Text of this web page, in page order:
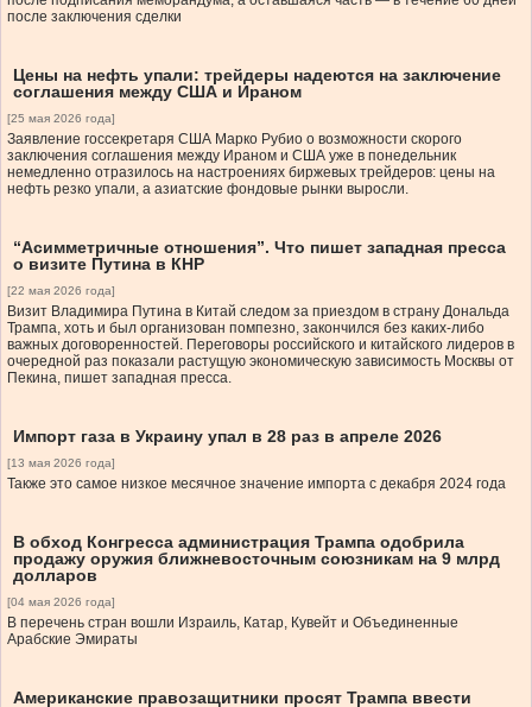
после заключения сделки
Цены на нефть упали: трейдеры надеются на заключение
соглашения между США и Ираном
[25 мая 2026 года]
Заявление госсекретаря США Марко Рубио о возможности скорого
заключения соглашения между Ираном и США уже в понедельник
немедленно отразилось на настроениях биржевых трейдеров: цены на
нефть резко упали, а азиатские фондовые рынки выросли.
“Асимметричные отношения”. Что пишет западная пресса
о визите Путина в КНР
[22 мая 2026 года]
Визит Владимира Путина в Китай следом за приездом в страну Дональда
Трампа, хоть и был организован помпезно, закончился без каких-либо
важных договоренностей. Переговоры российского и китайского лидеров в
очередной раз показали растущую экономическую зависимость Москвы от
Пекина, пишет западная пресса.
Импорт газа в Украину упал в 28 раз в апреле 2026
[13 мая 2026 года]
Также это самое низкое месячное значение импорта с декабря 2024 года
В обход Конгресса администрация Трампа одобрила
продажу оружия ближневосточным союзникам на 9 млрд
долларов
[04 мая 2026 года]
В перечень стран вошли Израиль, Катар, Кувейт и Объединенные
Арабские Эмираты
Американские правозащитники просят Трампа ввести